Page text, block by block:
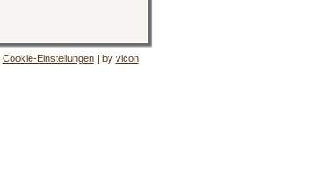
Cookie-Einstellungen| by vicon